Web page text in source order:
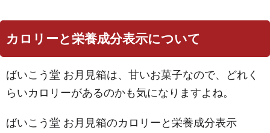
カロリーと栄養成分表示について
ばいこう堂 お月見箱は、甘いお菓子なので、どれく
らいカロリーがあるのかも気になりますよね。
ばいこう堂 お月見箱のカロリーと栄養成分表示